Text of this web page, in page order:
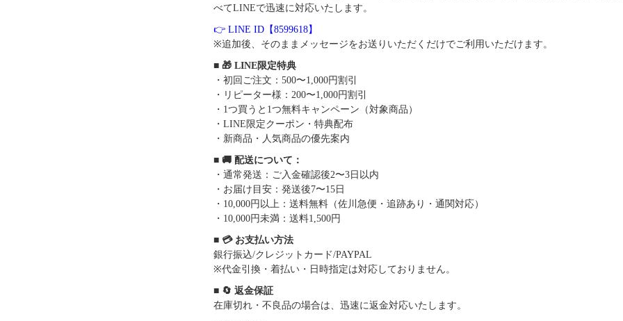
べてLINEで迅速に対応いたします。
👉 LINE ID【8599618】
※追加後、そのままメッセージをお送りいただくだけでご利用いただけます。
■ 🎁 LINE限定特典
・初回ご注文：500〜1,000円割引
・リピーター様：200〜1,000円割引
・1つ買うと1つ無料キャンペーン（対象商品）
・LINE限定クーポン・特典配布
・新商品・人気商品の優先案内
■ 🚚 配送について：
・通常発送：ご入金確認後2〜3日以内
・お届け目安：発送後7〜15日
・10,000円以上：送料無料（佐川急便・追跡あり・通関対応）
・10,000円未満：送料1,500円
■ 💳 お支払い方法
銀行振込/クレジットカード/PAYPAL
※代金引換・着払い・日時指定は対応しておりません。
■ 🔄 返金保証
在庫切れ・不良品の場合は、迅速に返金対応いたします。